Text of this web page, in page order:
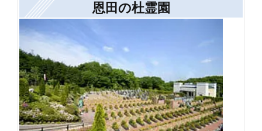
恩田の杜霊園